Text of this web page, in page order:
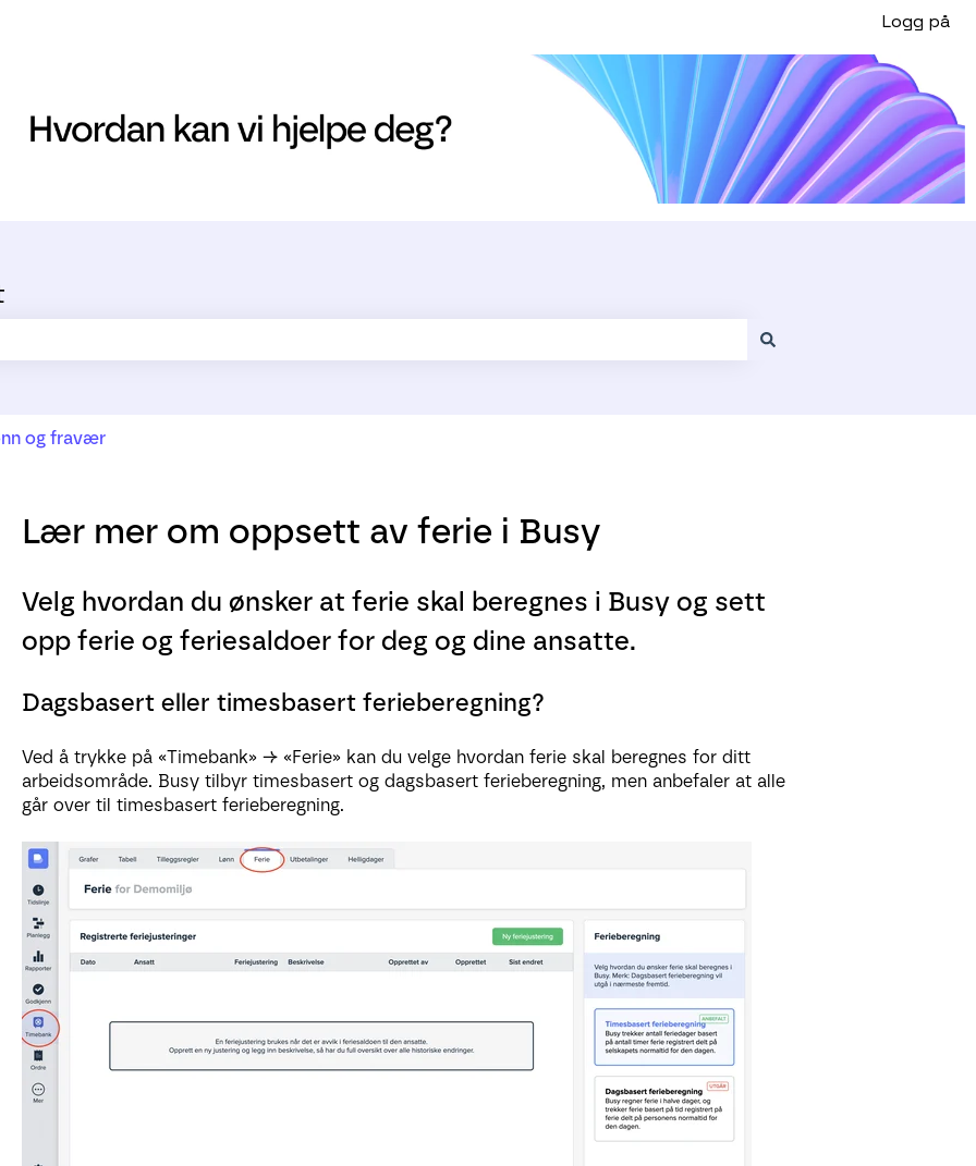
Logg på
og fravær
Lær mer om oppsett av ferie i Busy
Velg hvordan du ønsker at ferie skal beregnes i Busy og sett
opp ferie og feriesaldoer for deg og dine ansatte.
Dagsbasert eller timesbasert ferieberegning?
Ved å trykke på «Timebank» → «Ferie» kan du velge hvordan ferie skal beregnes for ditt
arbeidsområde. Busy tilbyr timesbasert og dagsbasert ferieberegning, men anbefaler at alle
går over til timesbasert ferieberegning.